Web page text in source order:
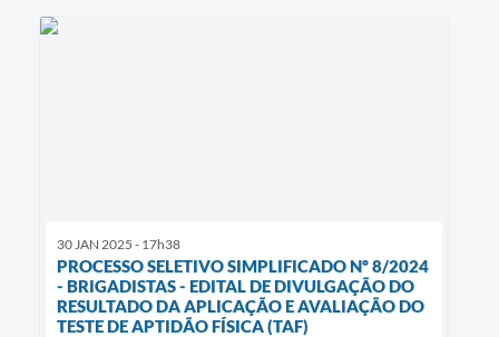
30 JAN 2025 - 17h38
PROCESSO SELETIVO SIMPLIFICADO Nº 8/2024
- BRIGADISTAS - EDITAL DE DIVULGAÇÃO DO
RESULTADO DA APLICAÇÃO E AVALIAÇÃO DO
TESTE DE APTIDÃO FÍSICA (TAF)